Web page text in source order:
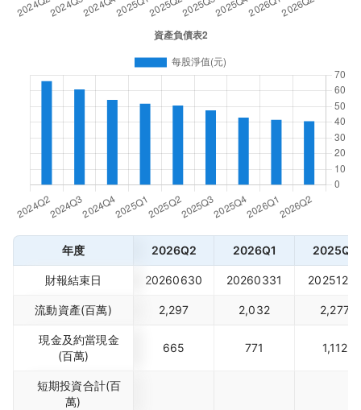
年度 2026Q2 2026Q1 2025Q4
財報結束日 20260630 20260331 20251231
流動資產(百萬) 2,297 2,032 2,277
現金及約當現金
(百萬)
665 771 1,112
短期投資合計(百
萬)